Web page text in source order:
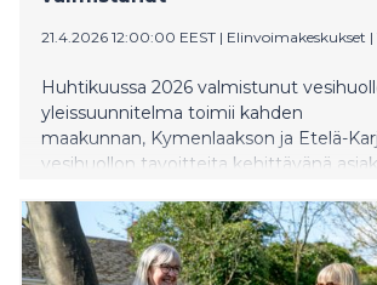
21.4.2026 12:00:00 EEST | Elinvoimakeskukset |
Huhtikuussa 2026 valmistunut
yleissuunnitelma toimii kahden
maakunnan, Kymenlaakson ja Etelä-
vesihuollon tavoitteita kehittävänä
lisätään ylikunnallisen yhteistyön
syventämistä. Ehdotetuille toimille on
alustavat toteutusaikataulut ja